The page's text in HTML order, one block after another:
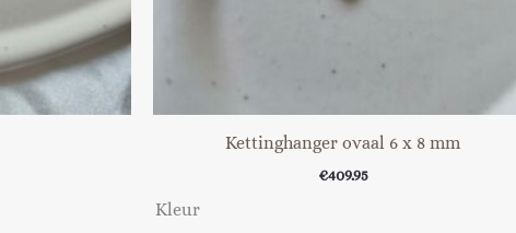
Kettinghanger ovaal 6 x 8 mm
€409.95
Kleur